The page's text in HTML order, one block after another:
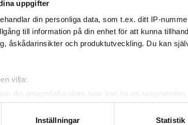
uppgifter
din personliga data, som t.ex. ditt IP-
till information på din enhet för att kunna
åskådarinsikter och produktutveckling. Du kan
vilja:
din geografiska plats som kan ha en noggrannhet
att aktivt skanna den för specifika
uppgifter behandlas och ställ in dina
Inställningar Statistik
1
7
8 9 10 11 12
13
14
15 16 17 18 19
20
28
29 30